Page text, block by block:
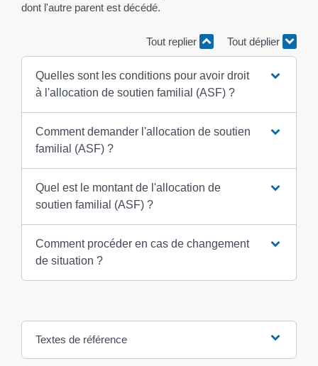
dont l'autre parent est décédé.
Tout replier Tout déplier
Quelles sont les conditions pour avoir droit
à l'allocation de soutien familial (ASF) ?
Comment demander l'allocation de soutien
familial (ASF) ?
Quel est le montant de l'allocation de
soutien familial (ASF) ?
Comment procéder en cas de changement
de situation ?
Textes de référence